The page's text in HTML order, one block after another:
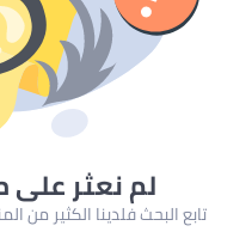
لم نعثر على
تابع البحث فلدينا الكثير من